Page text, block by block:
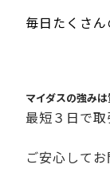
毎日たくさ
マイダスの強み
最短３日で
ご安心して